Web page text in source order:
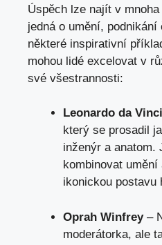
Úspěch lze najít v
jedná o umění,
některé inspirativní
mohou lidé excelovat ‍v
své všestrannosti:
Leonardo da Vinci
který se prosadil
inženýr a anatom.
kombinovat
ikonickou postavu
Oprah ⁤Winfrey–
moderátorka,‌ ale